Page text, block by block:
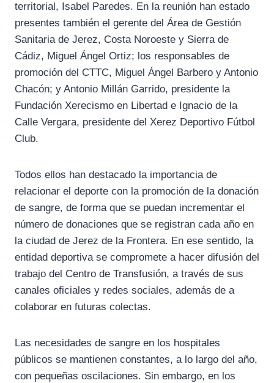
territorial, Isabel Paredes. En la reunión han estado
presentes también el gerente del Área de Gestión
Sanitaria de Jerez, Costa Noroeste y Sierra de
Cádiz, Miguel Ángel Ortiz; los responsables de
promoción del CTTC, Miguel Ángel Barbero y Antonio
Chacón; y Antonio Millán Garrido, presidente la
Fundación Xerecismo en Libertad e Ignacio de la
Calle Vergara, presidente del Xerez Deportivo Fútbol
Club.
Todos ellos han destacado la importancia de
relacionar el deporte con la promoción de la donación
de sangre, de forma que se puedan incrementar el
número de donaciones que se registran cada año en
la ciudad de Jerez de la Frontera. En ese sentido, la
entidad deportiva se compromete a hacer difusión del
trabajo del Centro de Transfusión, a través de sus
canales oficiales y redes sociales, además de a
colaborar en futuras colectas.
Las necesidades de sangre en los hospitales
públicos se mantienen constantes, a lo largo del año,
con pequeñas oscilaciones. Sin embargo, en los